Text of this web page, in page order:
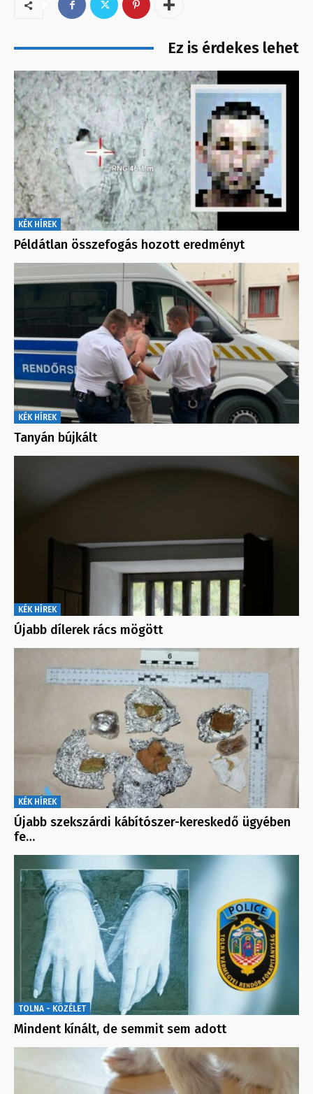
Ez is érdekes lehet
KÉK HÍREK
Példátlan összefogás hozott eredményt
KÉK HÍREK
Tanyán bújkált
KÉK HÍREK
Újabb dílerek rács mögött
KÉK HÍREK
Újabb szekszárdi kábítószer-kereskedő ügyében
fe…
TOLNA - KÖZÉLET
Mindent kínált, de semmit sem adott